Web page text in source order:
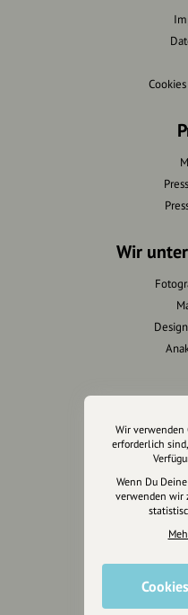
Wir
hey.bayern
uns für
für alle, die
Wir verwenden
erforderlich
Wenn Du
verwenden wir